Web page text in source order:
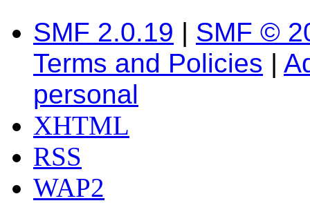
SMF 2.0.19 | SMF ©
Terms and Policies |
personal
XHTML
RSS
WAP2